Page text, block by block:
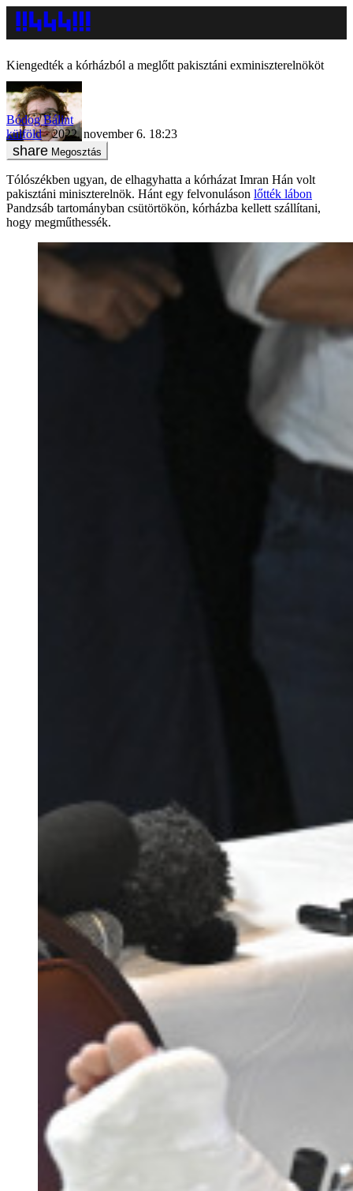
Kiengedték a kórházból a meglőtt pakisztáni exminiszterelnököt
Bódog Bálint
külföld
2022. november 6. 18:23
Megosztás
Tólószékben ugyan, de elhagyhatta a kórházat Imran Hán volt
pakisztáni miniszterelnök. Hánt egy felvonuláson lőtték lábon
Pandzsáb tartományban csütörtökön, kórházba kellett szállítani,
hogy megműthessék.